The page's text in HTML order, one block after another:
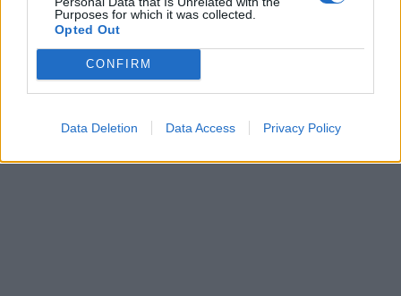
Purposes for which it was collected.
Opted Out
CONFIRM
Data Deletion Data Access Privacy Policy